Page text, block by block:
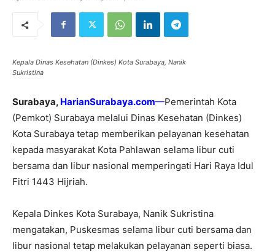
Kepala Dinas Kesehatan (Dinkes) Kota Surabaya, Nanik
Sukristina
Surabaya, HarianSurabaya.com—Pemerintah Kota
(Pemkot) Surabaya melalui Dinas Kesehatan (Dinkes)
Kota Surabaya tetap memberikan pelayanan kesehatan
kepada masyarakat Kota Pahlawan selama libur cuti
bersama dan libur nasional memperingati Hari Raya Idul
Fitri 1443 Hijriah.
Kepala Dinkes Kota Surabaya, Nanik Sukristina
mengatakan, Puskesmas selama libur cuti bersama dan
libur nasional tetap melakukan pelayanan seperti biasa.